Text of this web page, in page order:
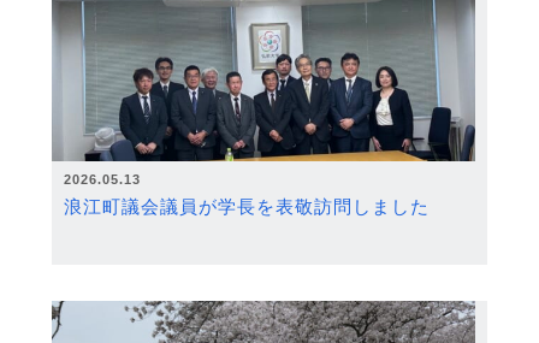
2026.05.13
浪江町議会議員が学長を表敬訪問しました